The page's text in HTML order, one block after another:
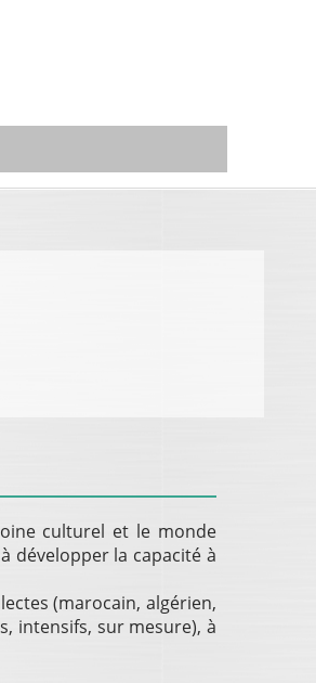
culturel et le monde
développer la capacité à
(marocain, algérien,
intensifs, sur mesure), à